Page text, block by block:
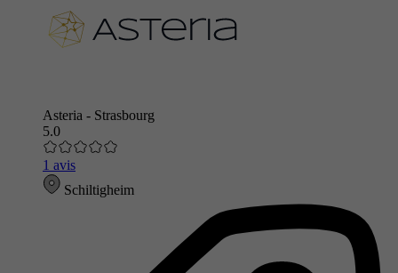
Asteria - Strasbourg
5.0
1 avis
Schiltigheim